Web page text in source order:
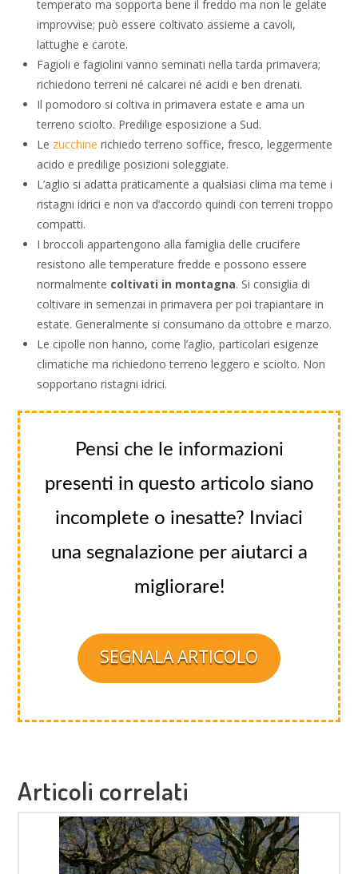
temperato ma sopporta bene il freddo ma non le gelate
improvvise; può essere coltivato assieme a cavoli,
lattughe e carote.
Fagioli e fagiolini vanno seminati nella tarda primavera;
richiedono terreni né calcarei né acidi e ben drenati.
Il pomodoro si coltiva in primavera estate e ama un
terreno sciolto. Predilige esposizione a Sud.
Le zucchine richiedo terreno soffice, fresco, leggermente
acido e predilige posizioni soleggiate.
L’aglio si adatta praticamente a qualsiasi clima ma teme i
ristagni idrici e non va d’accordo quindi con terreni troppo
compatti.
I broccoli appartengono alla famiglia delle crucifere
resistono alle temperature fredde e possono essere
normalmente coltivati in montagna. Si consiglia di
coltivare in semenzai in primavera per poi trapiantare in
estate. Generalmente si consumano da ottobre e marzo.
Le cipolle non hanno, come l’aglio, particolari esigenze
climatiche ma richiedono terreno leggero e sciolto. Non
sopportano ristagni idrici.
Pensi che le informazioni
presenti in questo articolo siano
incomplete o inesatte? Inviaci
una segnalazione per aiutarci a
migliorare!
SEGNALA ARTICOLO
Articoli correlati